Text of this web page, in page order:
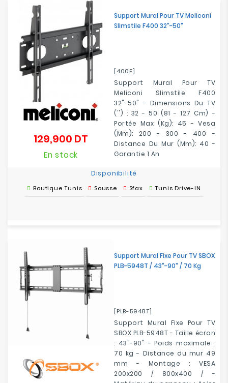
Support Mural Pour TV Meliconi
Slimstile F400 32"-50"
[400F]
Support Mural Pour TV
Meliconi Slimstile F400
32"-50" - Dimensions Du TV
('') : 32 - 50 (81 - 127 Cm) -
Portée Max (kg): 45 - Vesa
(mm): 200 - 300 - 400 -
Distance Du Mur (mm): 40 -
Garantie 1 An
129,900 DT
En stock
Disponibilité
Boutique Tunis Sousse Sfax Tunis Drive-IN
Support Mural Fixe Pour TV SBOX
PLB-5948T / 43"-90" / 70 Kg
[PLB-5948T]
Support Mural Fixe Pour TV
SBOX PLB-5948T - Taille écran
: 43"-90" - Poids maximale :
70 kg - Distance du mur 49
mm - Montage : VESA
200x200 / 800x400 / -